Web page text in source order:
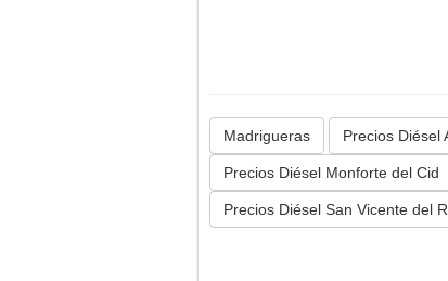
Madrigueras Precios Diésel
Precios Diésel Monforte del Cid
Precios Diésel San Vicente del